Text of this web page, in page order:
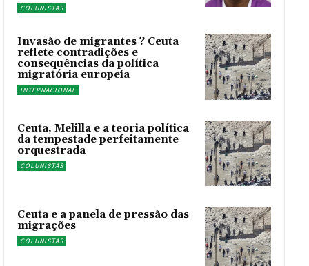
COLUNISTAS
Invasão de migrantes ? Ceuta
reflete contradições e
consequências da política
migratória europeia
INTERNACIONAL
Ceuta, Melilla e a teoria política
da tempestade perfeitamente
orquestrada
COLUNISTAS
Ceuta e a panela de pressão das
migrações
COLUNISTAS